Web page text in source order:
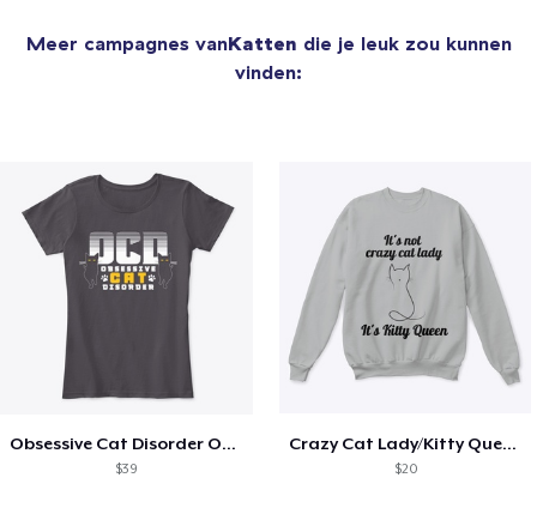
Meer campagnes vanKatten die je leuk zou kunnen
vinden:
Obsessive Cat Disorder OCD Kittens Lover
$39
Crazy Cat Lady/Kitty Queen
$20